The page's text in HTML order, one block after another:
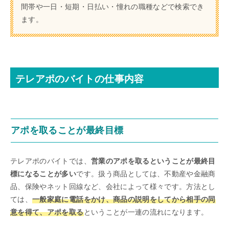
間帯や一日・短期・日払い・憧れの職種などで検索でき
ます。
テレアポのバイトの仕事内容
アポを取ることが最終目標
テレアポのバイトでは、 営業のアポを取るということが最終目
標になることが多いです。扱う商品としては、不動産や金融商
品、保険やネット回線など、会社によって様々です。方法とし
ては、一般家庭に電話をかけ、商品の説明をしてから相手の同
意を得て、アポを取るということが一連の流れになります。